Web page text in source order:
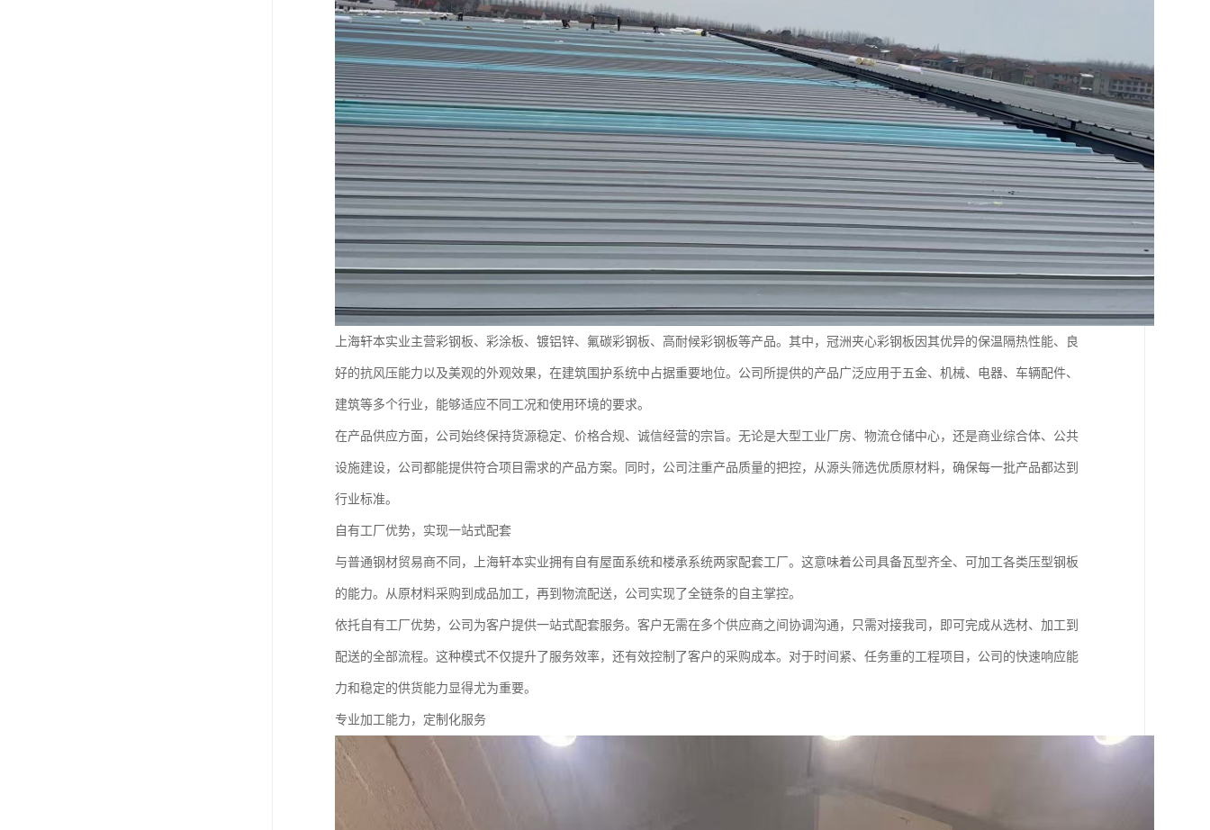
上海轩本实业主营彩钢板、彩涂板、镀铝锌、氟碳彩钢板、高耐候彩钢板等产品。其中，冠洲夹心彩钢板因其优异的保温隔热性能、良
好的抗风压能力以及美观的外观效果，在建筑围护系统中占据重要地位。公司所提供的产品广泛应用于五金、机械、电器、车辆配件、
建筑等多个行业，能够适应不同工况和使用环境的要求。
在产品供应方面，公司始终保持货源稳定、价格合规、诚信经营的宗旨。无论是大型工业厂房、物流仓储中心，还是商业综合体、公共
设施建设，公司都能提供符合项目需求的产品方案。同时，公司注重产品质量的把控，从源头筛选优质原材料，确保每一批产品都达到
行业标准。
自有工厂优势，实现一站式配套
与普通钢材贸易商不同，上海轩本实业拥有自有屋面系统和楼承系统两家配套工厂。这意味着公司具备瓦型齐全、可加工各类压型钢板
的能力。从原材料采购到成品加工，再到物流配送，公司实现了全链条的自主掌控。
依托自有工厂优势，公司为客户提供一站式配套服务。客户无需在多个供应商之间协调沟通，只需对接我司，即可完成从选材、加工到
配送的全部流程。这种模式不仅提升了服务效率，还有效控制了客户的采购成本。对于时间紧、任务重的工程项目，公司的快速响应能
力和稳定的供货能力显得尤为重要。
专业加工能力，定制化服务